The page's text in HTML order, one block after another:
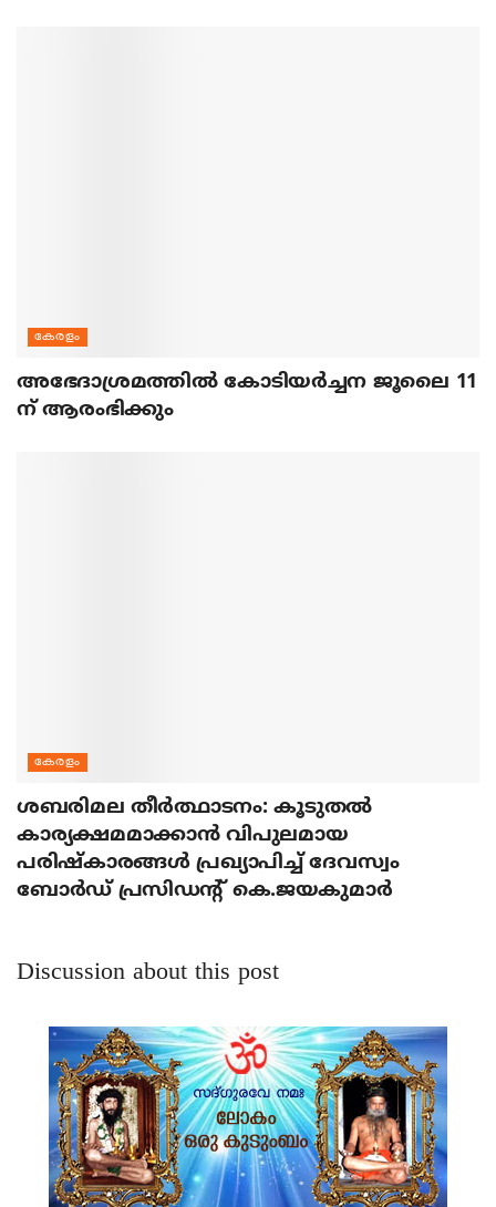
കേരളം
അഭേദാശ്രമത്തില്‍ കോടിയര്‍ച്ചന ജൂലൈ 11
ന് ആരംഭിക്കും
കേരളം
ശബരിമല തീര്‍ത്ഥാടനം: കൂടുതല്‍
കാര്യക്ഷമമാക്കാന്‍ വിപുലമായ
പരിഷ്‌കാരങ്ങള്‍ പ്രഖ്യാപിച്ച് ദേവസ്വം
ബോര്‍ഡ് പ്രസിഡന്റ് കെ.ജയകുമാര്‍
Discussion about this post